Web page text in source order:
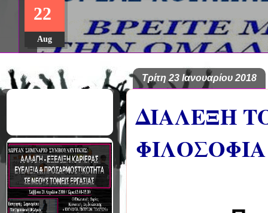
ΣΠΟΥΔΩΝ: "ΕΙΔΙΚΗ ΑΓΩΓΗ
ΣΤΟ ΠΑΝΕΠΙΣΤΗΜΙΟ
22
Aug
Τρίτη 23 Ιανουαρίου 2018
ΔΙΑΛΕΞΗ